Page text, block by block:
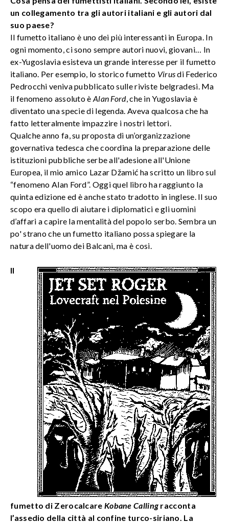
un collegamento tra gli autori italiani e gli autori dal
suo paese?
Il fumetto italiano è uno dei più interessanti in Europa. In
ogni momento, ci sono sempre autori nuovi, giovani… In
ex-Yugoslavia esisteva un grande interesse per il fumetto
italiano. Per esempio, lo storico fumetto Virusdi Federico
Pedrocchi veniva pubblicato sulle riviste belgradesi. Ma
il fenomeno assoluto è Alan Ford, che in Yugoslavia è
diventato una specie di legenda. Aveva qualcosa che ha
fatto letteralmente impazzire i nostri lettori.
Qualche anno fa, su proposta di un’organizzazione
governativa tedesca che coordina la preparazione delle
istituzioni pubbliche serbe all'adesione all'Unione
Europea, il mio amico Lazar Džamić ha scritto un libro sul
“fenomeno Alan Ford”. Oggi quel libro ha raggiunto la
quinta edizione ed è anche stato tradotto in inglese. Il suo
scopo era quello di aiutare i diplomatici e gli uomini
d’affari a capire la mentalità del popolo serbo. Sembra un
po' strano che un fumetto italiano possa spiegare la
natura dell'uomo dei Balcani, ma è cosi.
Il
fumetto di Zerocalcare Kobane Calling racconta
l’assedio della città al confine turco-siriano. La